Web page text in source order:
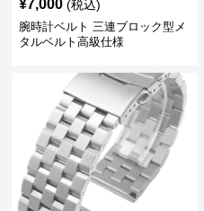
¥7,000 (税込)
腕時計ベルト 三連ブロック型メ
タルベルト高級仕様